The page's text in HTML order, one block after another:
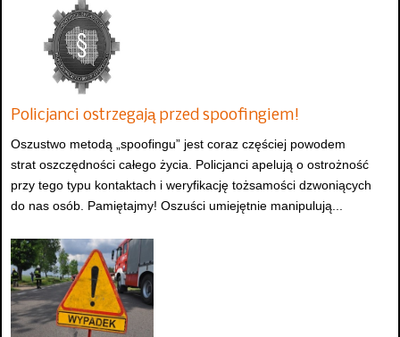
Policjanci ostrzegają przed spoofingiem!
Oszustwo metodą „spoofingu” jest coraz częściej powodem
strat oszczędności całego życia. Policjanci apelują o ostrożność
przy tego typu kontaktach i weryfikację tożsamości dzwoniących
do nas osób. Pamiętajmy! Oszuści umiejętnie manipulują...